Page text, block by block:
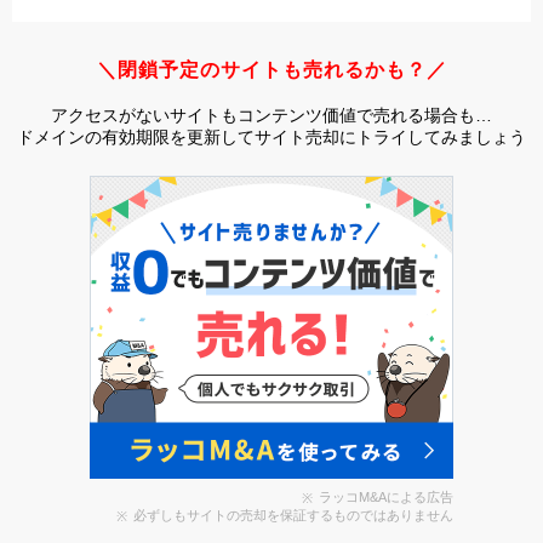
＼閉鎖予定のサイトも売れるかも？／
アクセスがないサイトもコンテンツ価値で売れる場合も…
ドメインの有効期限を更新してサイト売却にトライしてみましょう
ラッコM&Aによる広告
必ずしもサイトの売却を保証するものではありません